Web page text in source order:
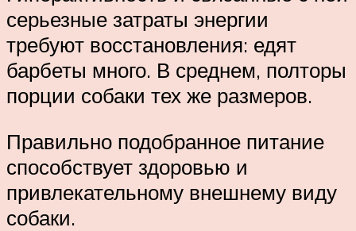
серьезные затраты энергии
требуют восстановления: едят
барбеты много. В среднем, полторы
порции собаки тех же размеров.
Правильно подобранное питание
способствует здоровью и
привлекательному внешнему виду
собаки.